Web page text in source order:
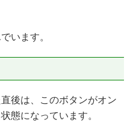
います。
後は、このボタンがオン
態になっています。